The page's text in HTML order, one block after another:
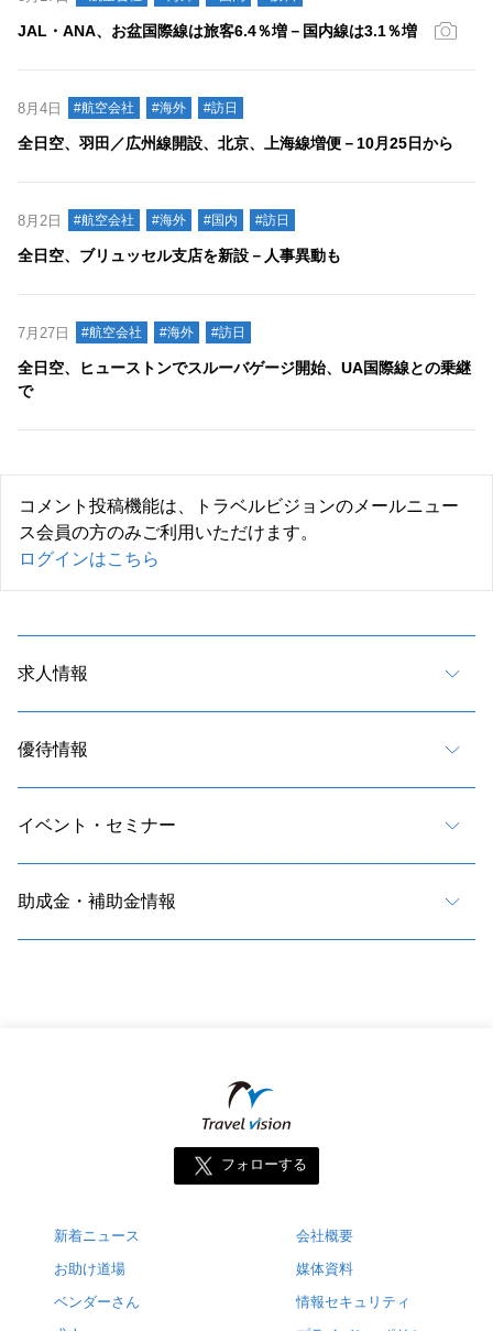
JAL・ANA、お盆国際線は旅客6.4％増－国内線は3.1％増
8月4日 #航空会社 #海外 #訪日
全日空、羽田／広州線開設、北京、上海線増便－10月25日から
8月2日 #航空会社 #海外 #国内 #訪日
全日空、ブリュッセル支店を新設－人事異動も
7月27日 #航空会社 #海外 #訪日
全日空、ヒューストンでスルーバゲージ開始、UA国際線との乗継
で
コメント投稿機能は、トラベルビジョンのメールニュー
ス会員の方のみご利用いただけます。
ログインはこちら
求人情報
優待情報
イベント・セミナー
助成金・補助金情報
フォローする
新着ニュース
お助け道場
ベンダーさん
会社概要
媒体資料
情報セキュリティ